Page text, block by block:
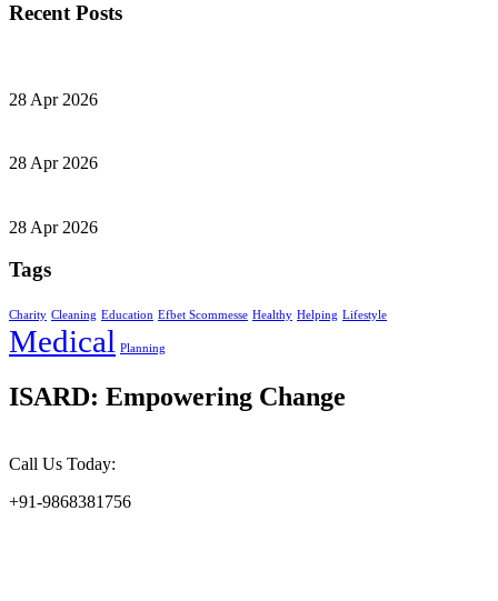
Recent Posts
28 Apr 2026
28 Apr 2026
28 Apr 2026
Tags
Charity Cleaning Education Efbet Scommesse Healthy Helping Lifestyle
Medical Planning
ISARD: Empowering Change
Call Us Today:
+91-9868381756